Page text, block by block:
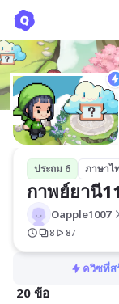
ประถม 6 ภาษาไ
กาพย์ยานี
Oapple1007
8 87
ควิซที่ส
20 ข้อ